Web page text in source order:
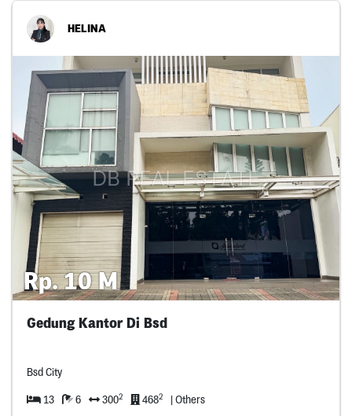
HELINA
Rp. 10 M
Gedung Kantor Di Bsd
Bsd City
13 6 3002 4682 | Others